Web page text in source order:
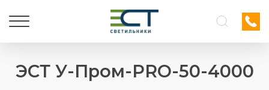
ЭСТ У-Пром-PRO-50-4000